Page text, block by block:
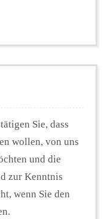
Sie, dass
wollen, von uns
und die
zur Kenntnis
wenn Sie den